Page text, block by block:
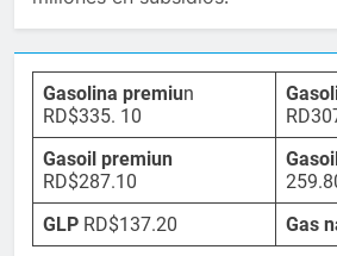
Gasolina premiun
RD$335. 10
Gasoil premiun
RD$287.10
GLP RD$137.20 Gas